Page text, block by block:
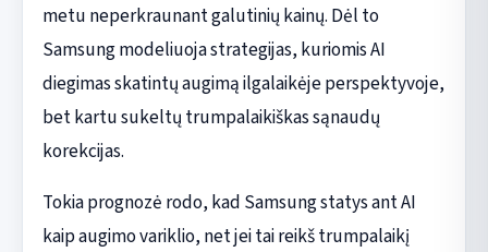
metu neperkraunant galutinių kainų. Dėl to
Samsung modeliuoja strategijas, kuriomis AI
diegimas skatintų augimą ilgalaikėje perspektyvoje,
bet kartu sukeltų trumpalaikiškas sąnaudų
korekcijas.
Tokia prognozė rodo, kad Samsung statys ant AI
kaip augimo variklio, net jei tai reikš trumpalaikį